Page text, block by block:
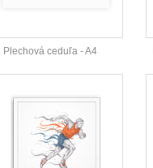
Plechová ceduľa - A4